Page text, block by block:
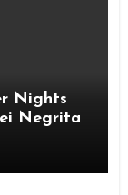
Nights
Negrita